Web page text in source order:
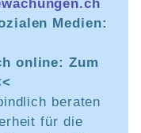
Medien:
online: Zum
beraten
für die